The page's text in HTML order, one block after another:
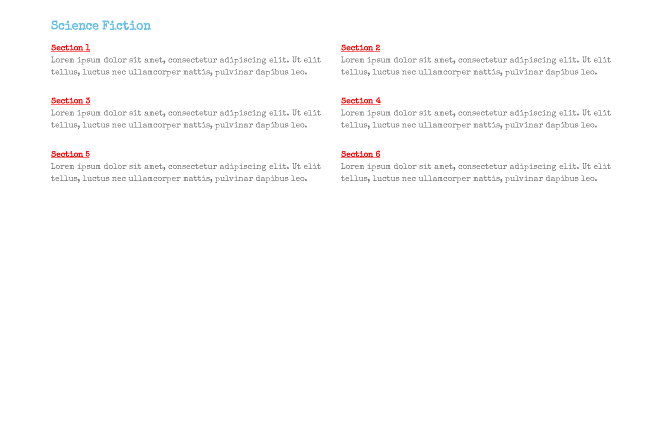
Science Fiction
Section 1
Lorem ipsum dolor sit amet, consectetur adipiscing elit. Ut elit
tellus, luctus nec ullamcorper mattis, pulvinar dapibus leo.
Section 2
Lorem ipsum dolor sit amet, consectetur adipiscing elit. Ut elit
tellus, luctus nec ullamcorper mattis, pulvinar dapibus leo.
Section 3
Lorem ipsum dolor sit amet, consectetur adipiscing elit. Ut elit
tellus, luctus nec ullamcorper mattis, pulvinar dapibus leo.
Section 4
Lorem ipsum dolor sit amet, consectetur adipiscing elit. Ut elit
tellus, luctus nec ullamcorper mattis, pulvinar dapibus leo.
Section 5
Lorem ipsum dolor sit amet, consectetur adipiscing elit. Ut elit
tellus, luctus nec ullamcorper mattis, pulvinar dapibus leo.
Section 6
Lorem ipsum dolor sit amet, consectetur adipiscing elit. Ut elit
tellus, luctus nec ullamcorper mattis, pulvinar dapibus leo.